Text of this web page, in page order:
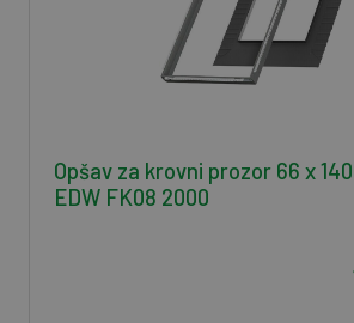
Opšav za krovni prozor 66 x
EDW FK08 2000